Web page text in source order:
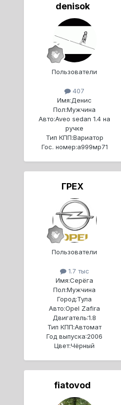
denisok
Пользователи
407
Имя:Денис
Пол:Мужчина
Авто:Aveo sedan 1.4 на
ручке
Тип КПП:Вариатор
Гос. номер:a999мр71
ГРЕХ
Пользователи
1.7 тыс
Имя:Серёга
Пол:Мужчина
Город:Тула
Авто:Opel Zafira
Двигатель:1.8
Тип КПП:Автомат
Год выпуска:2006
Цвет:Чёрный
fiatovod